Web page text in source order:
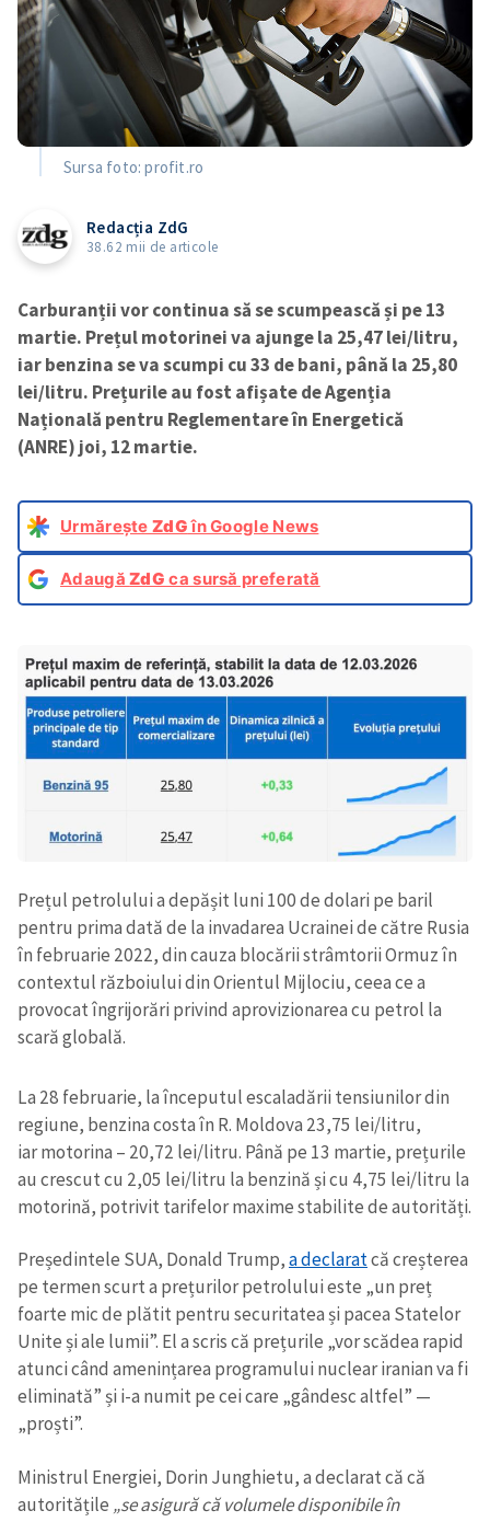
Sursa foto: profit.ro
Redacția ZdG
38.62 mii de articole
Carburanții vor continua să se scumpească și pe 13
martie. Prețul motorinei va ajunge la 25,47 lei/litru,
iar benzina se va scumpi cu 33 de bani, până la 25,80
lei/litru. Prețurile au fost afișate de Agenția
Națională pentru Reglementare în Energetică
(ANRE) joi, 12 martie.
Urmărește ZdGîn Google News
AdaugăZdG ca sursă preferată
Prețul petrolului a depășit luni 100 de dolari pe baril
pentru prima dată de la invadarea Ucrainei de către Rusia
în februarie 2022, din cauza blocării strâmtorii Ormuz în
contextul războiului din Orientul Mijlociu, ceea ce a
provocat îngrijorări privind aprovizionarea cu petrol la
scară globală.
La 28 februarie, la începutul escaladării tensiunilor din
regiune, benzina costa în R. Moldova 23,75 lei/litru,
iar motorina – 20,72 lei/litru. Până pe 13 martie, prețurile
au crescut cu 2,05 lei/litru la benzină și cu 4,75 lei/litru la
motorină, potrivit tarifelor maxime stabilite de autorități.
Președintele SUA, Donald Trump,a declaratcă creșterea
pe termen scurt a prețurilor petrolului este „un preț
foarte mic de plătit pentru securitatea și pacea Statelor
Unite și ale lumii”. El a scris că prețurile „vor scădea rapid
atunci când amenințarea programului nuclear iranian va fi
eliminată” și i-a numit pe cei care „gândesc altfel” —
„proști”.
Ministrul Energiei, Dorin Junghietu, a declarat că că
autoritățile „se asigură că volumele disponibile în